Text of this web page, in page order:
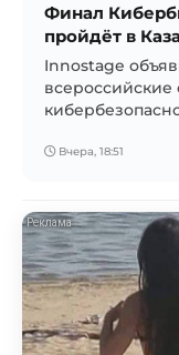
Финал
пройдёт в
Innostage
всероссийские
Вчера, 18:51